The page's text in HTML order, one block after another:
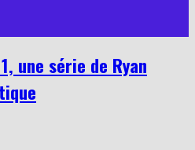
une série de Ryan